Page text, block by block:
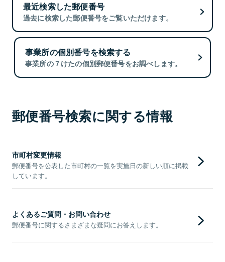
最近検索した郵便番号
過去に検索した郵便番号をご覧いただけます。
事業所の個別番号を検索する
事業所の７けたの個別郵便番号をお調べします。
郵便番号検索に関する情報
市町村変更情報
郵便番号を公表した市町村の一覧を実施日の新しい順に掲載
しています。
よくあるご質問・お問い合わせ
郵便番号に関するさまざまな疑問にお答えします。